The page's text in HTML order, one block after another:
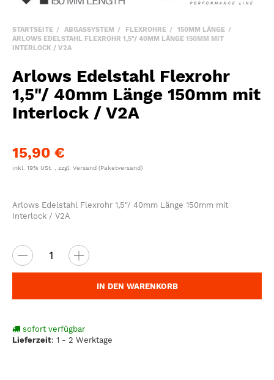
STARTSEITE ABGASSYSTEM FLEXROHRE
150MM LÄNGE
ARLOWS EDELSTAHL FLEXROHR 1,5"/ 40MM LÄNGE 150MM MIT
INTERLOCK / V2A
Arlows Edelstahl Flexrohr
1,5"/ 40mm Länge 150mm mit
Interlock / V2A
15,90 €
inkl. 19% USt. , zzgl. Versand (Paketversand)
Arlows Edelstahl Flexrohr 1,5"/ 40mm Länge 150mm mit
Interlock / V2A
IN DEN WARENKORB
sofort verfügbar
Lieferzeit: 1 - 2 Werktage